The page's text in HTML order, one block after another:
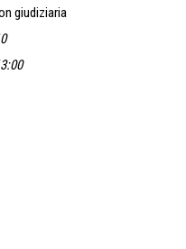
giudiziaria